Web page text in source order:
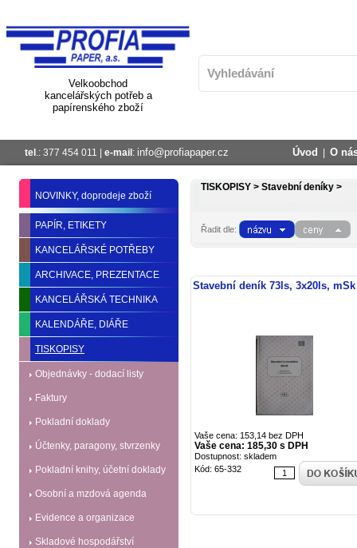
Velkoobchod
kancelářských potřeb a
papírenského zboží
tel .: 377 454 011 | e-mail : info@profiapaper.cz Úvod O
NOVINKY, doprodeje zboží
PAPÍR, ETIKETY
KANCELÁŘSKÉ POTŘEBY
ARCHIVACE, PREZENTACE
KANCELÁŘSKÁ TECHNIKA
KALENDÁŘE, DIÁŘE
TISKOPISY
Objednávky - dodací listy
Faktury
Pokladní doklady
Účtenky, paragony, stvrzenky
Pokladní knihy, účetní doklady
Osobní a mzdová agenda
Evidence a organizace
Skladové hospodářství
TISKOPISY > Stavební deníky >
Řadit dle:
Stavební deník 73ls, 3x20ls, mSk
Vaše cena: 153,14 bez DPH
Vaše cena: 185,30 s DPH
Dostupnost: skladem
Kód: 65-332